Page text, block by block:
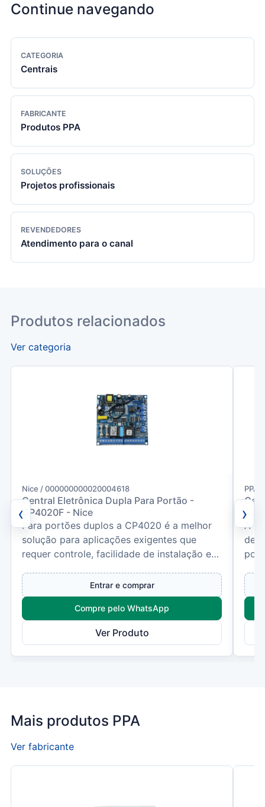
Continue navegando
CATEGORIA
Centrais
FABRICANTE
Produtos PPA
SOLUÇÕES
Projetos profissionais
REVENDEDORES
Atendimento para o canal
Produtos relacionados
Ver categoria
‹
Nice / 000000000020004618
Central Eletrônica Dupla Para Portão -
CP4020F - Nice
Para portões duplos a CP4020 é a melhor
solução para aplicações exigentes que
requer controle, facilidade de instalação e
Entrar e comprar
Compre pelo WhatsApp
Ver Produto
PPA
A
›
Mais produtos PPA
Ver fabricante